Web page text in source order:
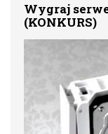
prywatności
Wygraj
(KONKURS)